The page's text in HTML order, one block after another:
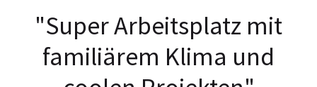
"Super Arbeitsplatz mit
familiärem Klima und